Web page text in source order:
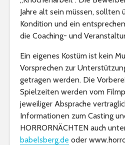
Jahre alt sein müssen, sollten
Kondition und ein
die Coaching- und
Ein eigenes Kostüm ist kein
Vorsprechen zur
getragen werden. Die
Spielzeiten werden vom
jeweiliger Absprache
Informationen zum Casting
HORRORNÄCHTEN auch
babelsberg.de oder